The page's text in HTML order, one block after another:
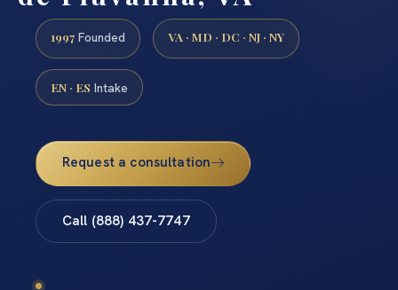
1997 Founded VA · MD · DC · NJ · NY
EN · ES Intake
Request a consultation
Call (888) 437-7747